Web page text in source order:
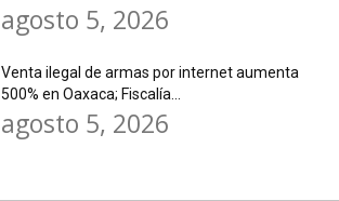
agosto 5, 2026
Venta ilegal de armas por internet aumenta
500% en Oaxaca; Fiscalía...
agosto 5, 2026